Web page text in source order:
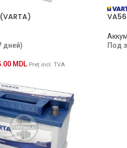
дней)
MDL Preț incl. TVA
Под